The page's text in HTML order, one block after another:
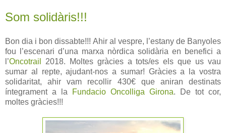
Som solidàris!!!
Bon dia i bon dissabte!!! Ahir al vespre, l’estany de Banyoles
fou l’escenari d’una marxa nòrdica solidària en benefici a
l’Oncotrail
2018. Moltes gràcies a tots/es els que us vau
sumar al repte, ajudant-nos a sumar! Gràcies a la vostra
solidaritat, ahir vam recollir 430€ que aniran destinats
íntegrament a la
Fundacio Oncolliga Girona. De tot cor,
moltes gràcies!!!